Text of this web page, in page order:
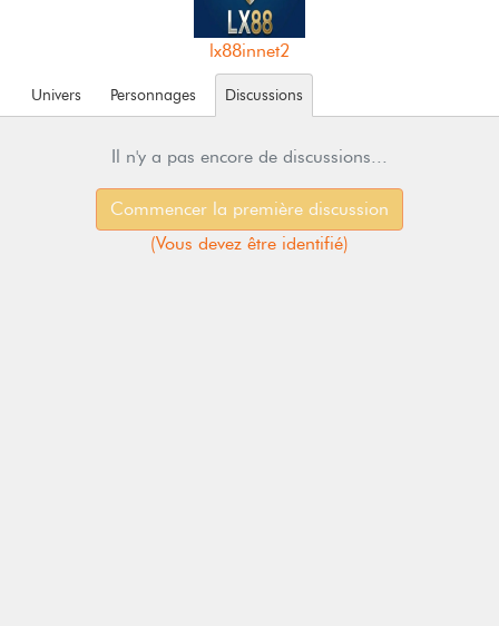
lx88innet2
Univers Personnages Discussions
Il n'y a pas encore de discussions...
Commencer la première discussion
(Vous devez être identifié)